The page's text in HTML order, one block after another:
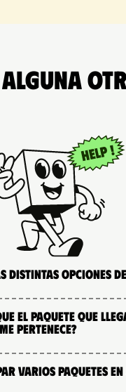
alguna
distintas opciones
el paquete que
pertenece?
varios paquetes en